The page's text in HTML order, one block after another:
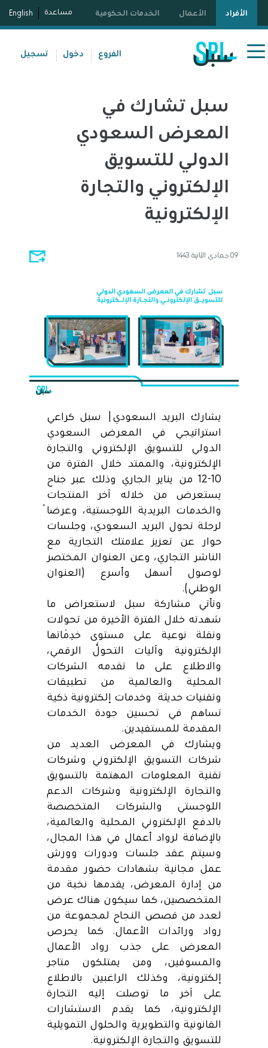
الأفراد الأعمال الخدمات الحكومية مساعدة English
الفروع دخول تسجيل
سبل تشارك في
المعرض السعودي
الدولي للتسويق
الإلكتروني والتجارة
الإلكترونية
09 جمادى الثانية 1443
يشارك البريد السعودي| سبل كراعي
استراتيجي في المعرض السعودي
الدولي للتسويق الإلكتروني والتجارة
الإلكترونية، والممتد خلال الفترة من
10-12 من يناير الجاري وذلك عبر جناح
يستعرض من خلاله آخر المنتجات
والخدمات البريدية اللوجستية، وعرضاً
لرحلة تحول البريد السعودي، وجلسات
حوار عن تعزيز علامتك التجارية مع
الناشر التجاري، وعن العنوان المختصر
لوصول أسهل وأسرع (العنوان
الوطني).
وتأتي مشاركة سبل لاستعراض ما
شهدته خلال الفترة الأخيرة من تحولات
ونقلة نوعية على مستوى خِدْماتها
الإلكترونية وآليات التحوُّل الرقمي،
والاطلاع على ما تقدمه الشركات
المحلية والعالمية من تطبيقات
وتقنيات حديثة وخدمات إلكترونية ذكية
تساهم في تحسين جودة الخدمات
المقدمة للمستفيدين.
ويشارك في المعرض العديد من
شركات التسويق الإلكتروني وشركات
تقنية المعلومات المهتمة بالتسويق
والتجارة الإلكترونية وشركات الدعم
اللوجستي والشركات المتخصصة
بالدفع الإلكتروني المحلية والعالمية،
بالإضافة لرواد أعمال في هذا المجال،
وسيتم عقد جلسات ودورات وورش
عمل مجانية بشهادات حضور مقدمة
من إدارة المعرض، يقدمها نخبة من
المتخصصين، كما سيكون هناك عرض
لعدد من قصص النجاح لمجموعة من
رواد ورائدات الأعمال. كما يحرص
المعرض على جذب رواد الأعمال
والمسوقين، ومن يمتلكون متاجر
إلكترونية، وكذلك الراغبين بالاطلاع
على آخر ما توصلت إليه التجارة
الإلكترونية، كما يقدم الاستشارات
القانونية والتطويرية والحلول التمويلية
للتسويق والتجارة الإلكترونية.